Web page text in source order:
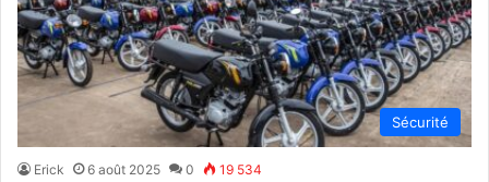
Sécurité
Erick 6 août 2025 0 19 534